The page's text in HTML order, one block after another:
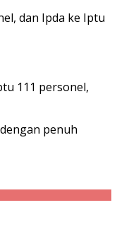
dan Ipda ke Iptu
111 personel,
penuh